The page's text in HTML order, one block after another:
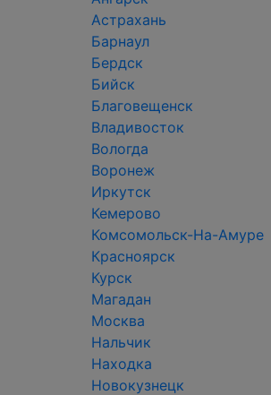
Астрахань
Барнаул
Бердск
Бийск
Благовещенск
Владивосток
Вологда
Воронеж
Иркутск
Кемерово
Комсомольск-На-Амуре
Красноярск
Курск
Магадан
Москва
Нальчик
Находка
Новокузнецк